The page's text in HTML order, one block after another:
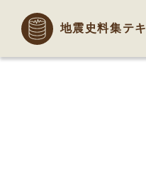
地震史料集テ